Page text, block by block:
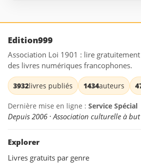
Edition999
Association Loi 1901 : lire
des livres numériques francophones.
3932livres publiés 1434auteurs
Dernière mise en ligne : Service Spécial
Depuis 2006 · Association culturelle à
Explorer
Livres gratuits par genre